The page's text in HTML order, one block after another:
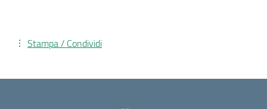
Stampa / Condividi